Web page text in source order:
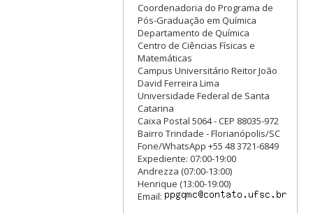
Coordenadoria do Programa de
Pós-Graduação em Química
Departamento de Química
Centro de Ciências Físicas e
Matemáticas
Campus Universitário Reitor João
David Ferreira Lima
Universidade Federal de Santa
Catarina
Caixa Postal 5064 - CEP 88035-972
Bairro Trindade - Florianópolis/SC
Fone/WhatsApp +55 48 3721-6849
Expediente: 07:00-19:00
Andrezza (07:00-13:00)
Henrique (13:00-19:00)
Email: